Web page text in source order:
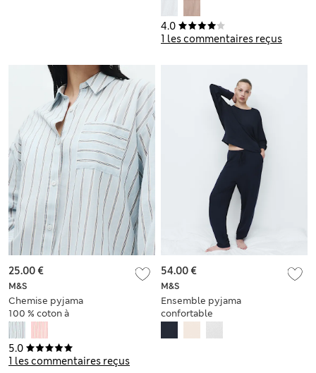
4.0
1 les commentaires reçus
5.0
1 les commentaires reçus
M&S
Chemise pyjama
100 % coton à
rayures
25.00 €
M&S
Ensemble pyjama
confortable
resserré
54.00 €